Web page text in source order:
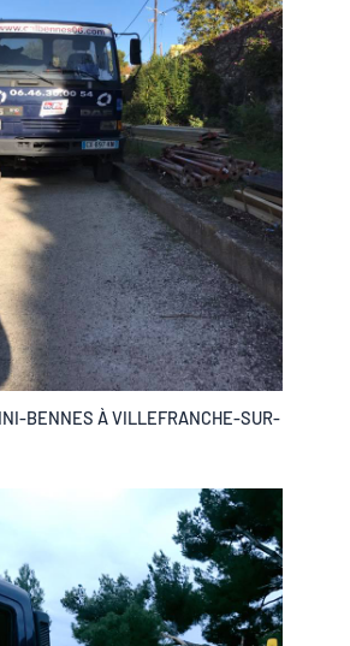
BENNES À VILLEFRANCHE-SUR-